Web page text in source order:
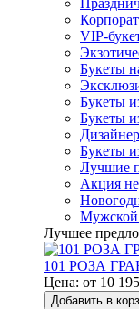
VIP-
Букеты
Букеты
Букеты
Букеты
Лучшие
Акция
Мужской
Лучшее
101 РОЗА
Цена: от 10 195
Добавить в